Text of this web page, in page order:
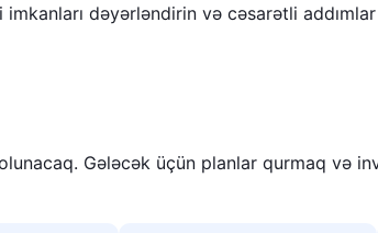
dəyərləndirin və cəsarətli
Gələcək üçün planlar qurmaq və